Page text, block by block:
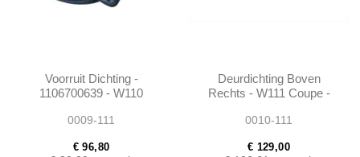
Voorruit Dichting -
1106700639 - W110
0009-111
€ 96,80
Deurdichting Boven
Rechts - W111 Coupe -
0010-111
€ 129,00